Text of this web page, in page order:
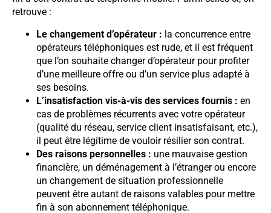
retrouve :
Le changement d’opérateur : la concurrence entre
opérateurs téléphoniques est rude, et il est fréquent
que l’on souhaite changer d’opérateur pour profiter
d’une meilleure offre ou d’un service plus adapté à
ses besoins.
L’insatisfaction vis-à-vis des services fournis : en
cas de problèmes récurrents avec votre opérateur
(qualité du réseau, service client insatisfaisant, etc.),
il peut être légitime de vouloir résilier son contrat.
Des raisons personnelles : une mauvaise gestion
financière, un déménagement à l’étranger ou encore
un changement de situation professionnelle
peuvent être autant de raisons valables pour mettre
fin à son abonnement téléphonique.